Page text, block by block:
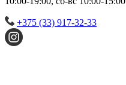
+375 (33) 917-32-33